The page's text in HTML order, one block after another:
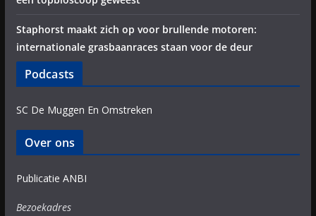
Staphorst maakt zich op voor brullende motoren:
internationale grasbaanraces staan voor de deur
Podcasts
SC De Muggen En Omstreken
Over ons
Publicatie ANBI
Bezoekadres